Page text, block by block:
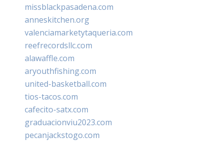
missblackpasadena.com
anneskitchen.org
valenciamarketytaqueria.com
reefrecordsllc.com
alawaffle.com
aryouthfishing.com
united-basketball.com
tios-tacos.com
cafecito-satx.com
graduacionviu2023.com
pecanjackstogo.com